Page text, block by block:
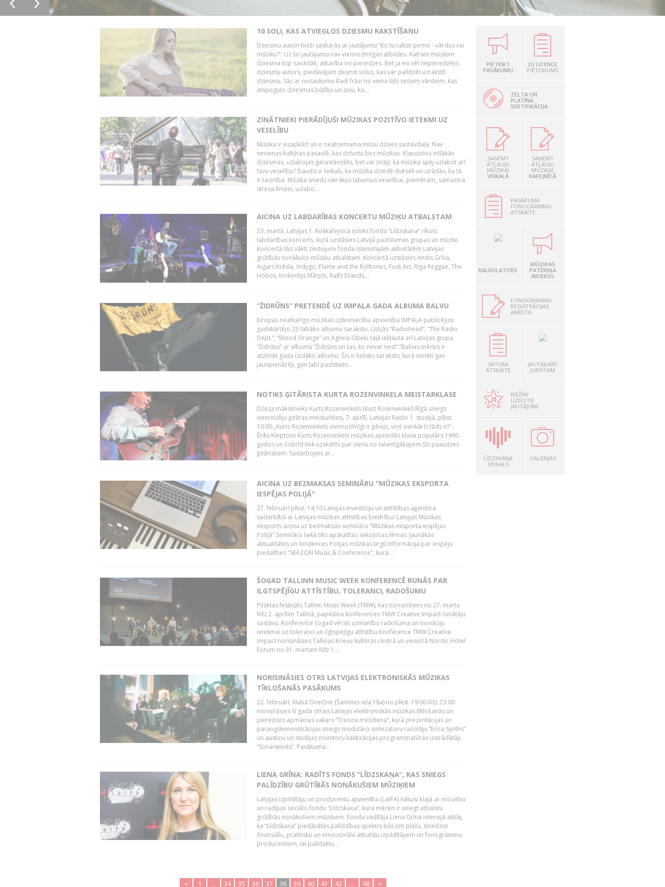
10 SOĻI, KAS ATVIEGLOS DZIESMU RAKSTĪŠANU
Dziesmu autori bieži saskarās ar jautājumu “Ko tu raksti pirmo - vārdus vai
mūziku?”. Uz šo jautājumu nav viennozīmīgas atbildes. Katram mūziķim
dziesma top savādāk, atkarība no pieredzes. Bet ja esi vēl nepieredzējis
dziesmu autors, piedāvājam desmit soļus, kas var palīdzēt uzrakstīt
dziesmu. Sāc ar nosaukumu Radi frāzi no viena līdz sešiem vārdiem, kas
atspoguļo dziesmas būtību un ziņu, ko...
ZINĀTNIEKI PIERĀDĪJUŠI MŪZIKAS POZITĪVO IETEKMI UZ
VESELĪBU
Mūzika ir visapkārt un ir neatņemama mūsu dzīves sastāvdaļa. Nav
nevienas kultūras pasaulē, kas dzīvotu bez mūzikas. Klausoties mīļākās
dziesmas, uzlabojas garastāvoklis, bet vai zināji, ka mūzika spēj uzlabot arī
tavu veselību? Daudzi ir teikuši, ka mūzika dziedē dvēseli un izrādās, ka tā
ir taisnība. Mūzika sniedz vairākus labumus veselībai, piemēram, samazina
stresa līmeni, uzlabo...
AICINA UZ LABDARĪBAS KONCERTU MŪZIĶU ATBALSTAM
23. martā, Latvijas 1. Rokkafejnīcā notiks fonda “Līdzskaņa” rīkots
labdarības koncerts, kurā uzstāsies Latvijā pazīstamas grupas un mūziķi.
Koncertā tiks vākti ziedojumi fonda īstenotajām aktivitātēm Latvijas
grūtībās nonākušo mūziķu atbalstam. Koncertā uzstāsies Andis Grīva,
Aigars Krēsla, Indygo, Flame and the Rolltones, Fuck Art, Riga Reggae, The
Hobos, Inokentijs Mārpls, Ralfs Eilands,...
“ŽIDRŪNS” PRETENDĒ UZ IMPALA GADA ALBUMA BALVU
Eiropas neatkarīgo mūzikas izdevniecību apvienība IMPALA publicējusi
gadskārtējo 25 labāko albumu sarakstu. Līdzās “Radiohead”, “The Radio
Dept.”, “Blood Orange” un Agnesi Obelu tajā iekļauta arī Latvijas grupa
“Židrūns” ar albumu “Židrūns un tas, ko nevar nest”.“Balvas mērķis ir
atzīmēt gada izcilāko albumu. Šis ir lielisks saraksts, kurā minēti gan
jaunpienācēji, gan labi pazīstami...
NOTIKS ĢITĀRISTA KURTA ROZENVINKELA MEISTARKLASE
Džeza mākslinieks Kurts Rozenvinkels (Kurt Rosenwinkel) Rīgā sniegs
vienreizēju ģitāras meistarklasi, 7. aprīlī, Latvijas Radio 1. studijā, plkst.
10:00.„Kurts Rozenvinkels viennozīmīgi ir ģēnijs, viņš vienkārši tāds ir!” -
Ēriks Kleptons Kurts Rozenvinkels mūzikas aprindās kļuva populārs 1990.
gados un šobrīd tiek uzskatīts par vienu no talantīgākajiem šīs paaudzes
ģitāristiem. Sadarbojies ar...
AICINA UZ BEZMAKSAS SEMINĀRU "MŪZIKAS EKSPORTA
IESPĒJAS POLIJĀ"
27. februārī plkst. 14:10 Latvijas Investīciju un attīstības aģentūra
sadarbībā ar Latvijas mūzikas attīstības biedrību/ Latvijas Mūzikas
eksports aicina uz bezmaksas semināru "Mūzikas eksporta iespējas
Polijā".Semināra laikā tiks apskatītas sekojošas tēmas: Jaunākās
aktualitātes un tendences Polijas mūzikas tirgū Informācija par iespēju
piedalīties "SEAZON Music & Conference", kura...
ŠOGAD TALLINN MUSIC WEEK KONFERENCĒ RUNĀS PAR
ILGTSPĒJĪGU ATTĪSTĪBU, TOLERANCI, RADOŠUMU
Pilsētas festivāls Tallinn Music Week (TMW), kas norisināsies no 27. marta
līdz 2. aprīlim Tallinā, papildina konferences TMW Creative Impact runātāju
sastāvu. Konference šogad vērsīs uzmanību radošuma un inovāciju
ietekmei uz toleranci un ilgtspējīgu attīstību.Konference TMW Creative
Impact norisināsies Tallinas Krievu kultūras centrā un viesnīcā Nordic Hotel
Forum no 31. martam līdz 1....
NORISINĀSIES OTRS LATVIJAS ELEKTRONISKĀS MŪZIKAS
TĪKLOŠANĀS PASĀKUMS
22. februārī, klubā OneOne (Šarlotes iela 18a) no plkst. 19:00 līdz 23:00
norisināsies šī gada otrais Latvijas elektroniskās mūzikas tīklošanās un
pieredzes apmaiņas vakars ‘’Treniņu trešdiena’’, kurā prezentācijas un
paraugdemonstrācijas sniegs modulāro sintezatoru ražotāju “Erica Synths”
un austiņu un studijas monitoru kalibrācijas programmatūras izstrādātāji
“Sonarworks”. Pasākuma...
LIENA GRĪNA: RADĪTS FONDS “LĪDZSKAŅA”, KAS SNIEGS
PALĪDZĪBU GRŪTĪBĀS NONĀKUŠIEM MŪZIĶIEM
Latvijas Izpildītāju un producentu apvienība (LaIPA) nākusi klajā ar iniciatīvu
un radījusi sociālo fondu “Līdzskaņa”, kura mērķis ir sniegt atbalstu
grūtībās nonākušiem mūziķiem. Fonda vadītāja Liena Grīna intervijā atklāj,
ka “Līdzskaņa” piedāvātās palīdzības spektrs būs ļoti plašs, sniedzot
finansiālu, praktisku un emocionālu atbalstu izpildītājiem un fonogrammu
producentiem, lai palīdzētu...
« 1 .. 34 35 36 37 38 39 40 41 42 .. 48 »
PIETEIKT
PASĀKUMU
DJ LICENCE
PIETEIKUMS
ZELTA UN
PLATĪNA
SERTIFIKĀCIJA
SAŅEMT
ATĻAUJU
MŪZIKAI
VEIKALĀ
SAŅEMT
ATĻAUJU
MŪZIKAI
KAFEJNĪCĀ
PASĀKUMA
FONOGRAMMU
ATSKAITE
KALKULATORS
MŪZIKAS
PATĒRIŅA
INDEKSS
FONOGRAMMU
REĢISTRĀCIJAS
ANKETA
SATURA
ATSKAITE
JAUTĀJUMS
JURISTAM
BIEŽĀK
UZDOTIE
JAUTĀJUMI
LĪDZSKAŅA
VEIKALS
GALERIJAS